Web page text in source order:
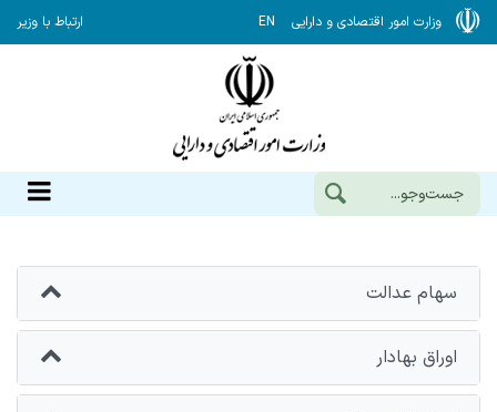
وزارت امور اقتصادی و دارایی EN ارتباط با وزیر
سهام عدالت
اوراق بهادار